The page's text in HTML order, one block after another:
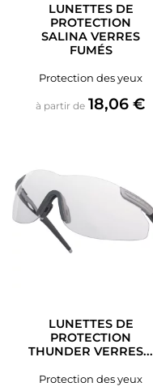
LUNETTES DE
PROTECTION
SALINA VERRES
FUMÉS
Protection des yeux
à partir de Prix
18,06 €
LUNETTES DE
PROTECTION
THUNDER VERRES...
Protection des yeux